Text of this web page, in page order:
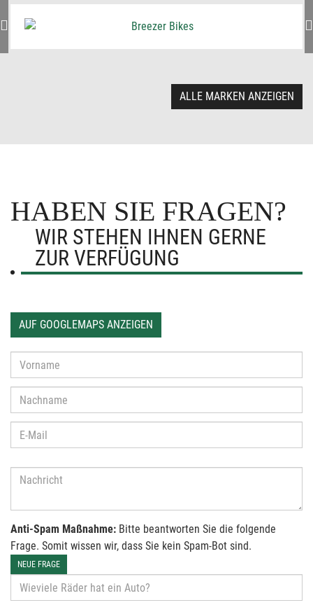
ALLE MARKEN ANZEIGEN
HABEN SIE FRAGEN?
WIR STEHEN IHNEN GERNE
ZUR VERFÜGUNG
AUF GOOGLEMAPS ANZEIGEN
Anti-Spam Maßnahme: Bitte beantworten Sie die folgende
Frage. Somit wissen wir, dass Sie kein Spam-Bot sind.
NEUE FRAGE